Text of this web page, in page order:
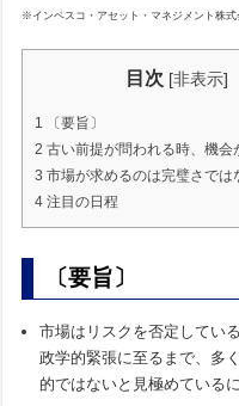
※インベスコ・アセット・マネジメント株式
目次 [非表示]
1 〔要旨〕
2 古い前提が問われる時、機会
3 市場が求めるのは完璧さでは
4 注目の日程
〔要旨〕
市場はリスクを否定してい
政学的緊張に至るまで、多
的ではないと見極めている